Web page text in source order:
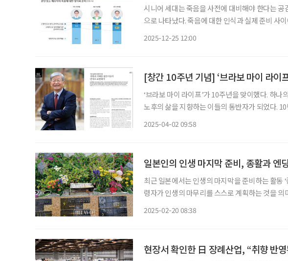
시니어 세대는 죽음을 사전에 대비해야 한다는
으로 나타났다. 죽음에 대한 인식과 실제 준비 사이에 간극이 큰
2025-12-25 12:00
[창간 10주년 기념] ‘브라보 마이 라이
‘브라보 마이 라이프’가 10주년을 맞이했다. 하
노후의 삶을 지향하는 이들의 동반자가 되었다.
2025-04-02 09:58
일본인의 인생 마지막 준비, 종활과 엔
최근 일본에서는 인생의 마지막을 준비하는 활동
령자가 인생의 마무리를 스스로 계획하는 것을
2025-02-20 08:38
현장서 확인한 日 장례산업, “취향 반